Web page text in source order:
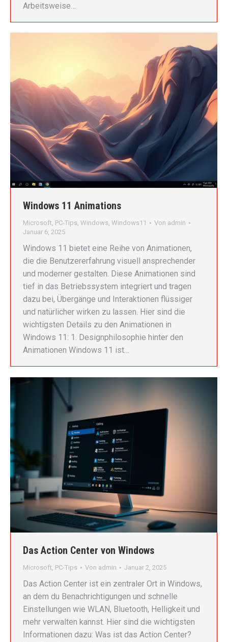
Arbeitsweise…
Windows 11 Animations
Microsoft, PC-Tips, Windows, Windows11 Von admin
Januar 6, 2025
Windows 11 bietet eine Reihe von Animationen,
die die Benutzererfahrung visuell ansprechender
und moderner gestalten. Diese Animationen sind
tief in das Betriebssystem integriert und tragen
dazu bei, Übergänge und Interaktionen flüssiger
und natürlicher wirken zu lassen. Hier sind die
wichtigsten Details zu den Animationen in
Windows 11: 1. Designphilosophie hinter den
Animationen Windows 11 ist…
Das Action Center von Windows
Microsoft, PC-Tips Von admin Januar 2, 2025
Das Action Center ist ein zentraler Ort in Windows,
an dem du Benachrichtigungen und schnelle
Einstellungen wie WLAN, Bluetooth, Helligkeit und
mehr verwalten kannst. Hier sind die wichtigsten
Informationen dazu: Was ist das Action Center?